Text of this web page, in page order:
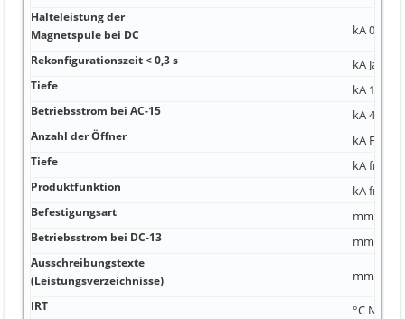
Halteleistung der
Magnetspule bei DC
kA 0,8 1x
Rekonfigurationszeit < 0,3 s kA Ja Nein
Tiefe kA 14 1
Betriebsstrom bei AC-15 kA 4,4
Anzahl der Öffner kA
Tiefe kA
Produktfunktion kA
Befestigungsart mm -40
Betriebsstrom bei DC-13 mm 60
Ausschreibungstexte
(Leistungsverzeichnisse)
mm Ja 2
IRT °C Nein